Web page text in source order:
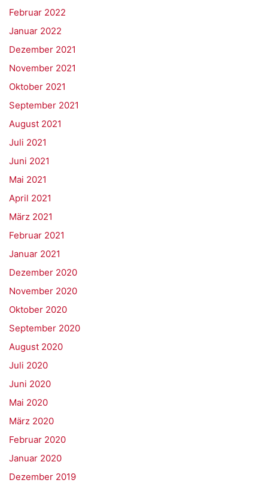
Februar 2022
Januar 2022
Dezember 2021
November 2021
Oktober 2021
September 2021
August 2021
Juli 2021
Juni 2021
Mai 2021
April 2021
März 2021
Februar 2021
Januar 2021
Dezember 2020
November 2020
Oktober 2020
September 2020
August 2020
Juli 2020
Juni 2020
Mai 2020
März 2020
Februar 2020
Januar 2020
Dezember 2019